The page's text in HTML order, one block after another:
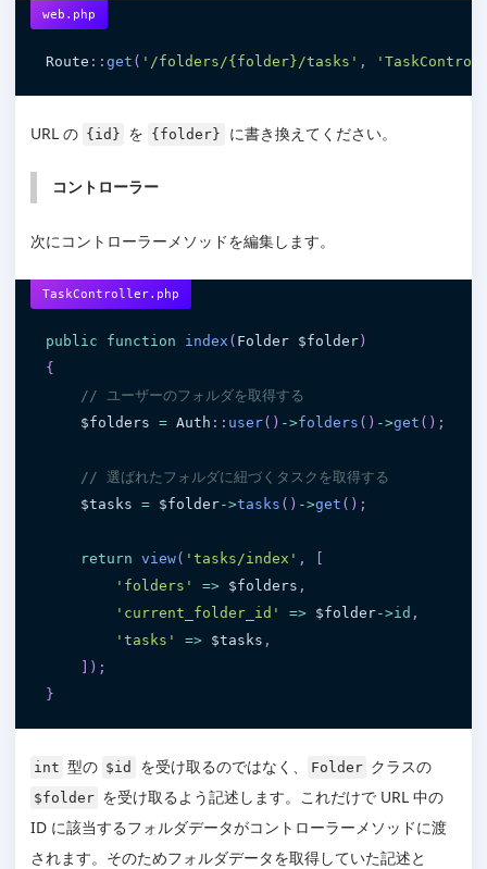
web.php
Route : : get ( '/folders/{folder}/tasks' ,
URL の {id} を {folder} に書き換えてください。
コントローラー
次にコントローラーメソッドを編集します。
TaskController.php
public function index ( Folder $folder )
{
// ユーザーのフォルダを取得する
$folders = Auth : : user( ) ->folders ( ) ->get ( ) ;
// 選ばれたフォルダに紐づくタスクを取得する
$tasks = $folder->tasks ( ) ->get ( ) ;
return view( 'tasks/index' ,
'folders'
=> $folders ,
'current_folder_id'
=> $folder->id ,
'tasks'
=> $tasks ,
) ;
}
int 型の $id を受け取るのではなく、 Folder クラスの
$folder を受け取るよう記述します。これだけで URL 中の
ID に該当するフォルダデータがコントローラーメソッドに渡
されます。そのためフォルダデータを取得していた記述と